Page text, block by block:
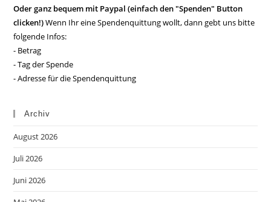
Oder ganz bequem mit Paypal (einfach den "Spenden" Button
clicken!)Wenn Ihr eine Spendenquittung wollt, dann gebt uns bitte
folgende Infos:
- Betrag
- Tag der Spende
- Adresse für die Spendenquittung
Archiv
August 2026
Juli 2026
Juni 2026